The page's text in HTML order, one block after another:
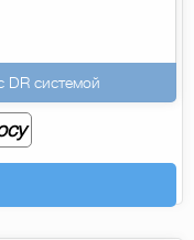
DR системой